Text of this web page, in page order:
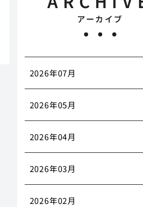
アーカイブ
2026年07月
2026年05月
2026年04月
2026年03月
2026年02月